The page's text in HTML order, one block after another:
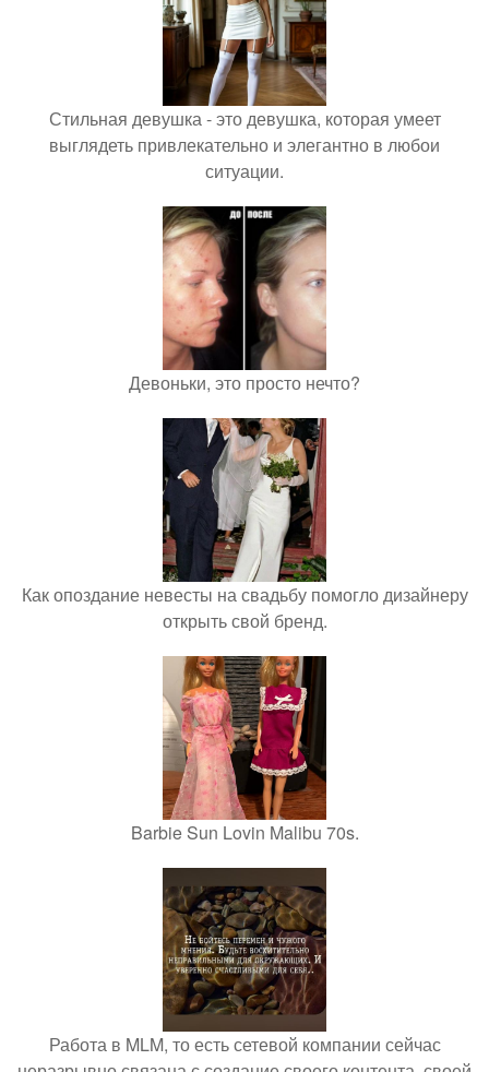
Стильная девушка - это девушка, которая умеет
выглядеть привлекательно и элегантно в любои
ситуации.
Девоньки, это просто нечто?
Как опоздание невесты на свадьбу помогло дизайнеру
открыть свой бренд.
Barbie Sun Lovin Malibu 70s.
Работа в MLM, то есть сетевой компании сейчас